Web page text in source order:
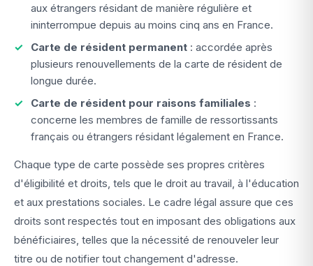
aux étrangers résidant de manière régulière et
ininterrompue depuis au moins cinq ans en France.
Carte de résident permanent : accordée après
plusieurs renouvellements de la carte de résident de
longue durée.
Carte de résident pour raisons familiales :
concerne les membres de famille de ressortissants
français ou étrangers résidant légalement en France.
Chaque type de carte possède ses propres critères
d'éligibilité et droits, tels que le droit au travail, à l'éducation
et aux prestations sociales. Le cadre légal assure que ces
droits sont respectés tout en imposant des obligations aux
bénéficiaires, telles que la nécessité de renouveler leur
titre ou de notifier tout changement d'adresse.